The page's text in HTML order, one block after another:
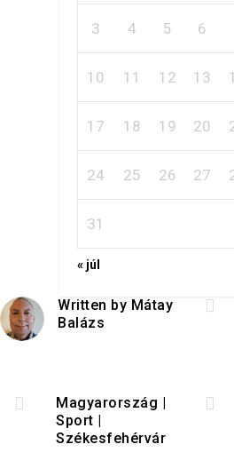
3 4 5 6
10 11 12 13
17 18 19 20
24 25 26 27
31
« júl
Written by Mátay
Balázs

 Magyarország
Sport
Székesfehérvár
